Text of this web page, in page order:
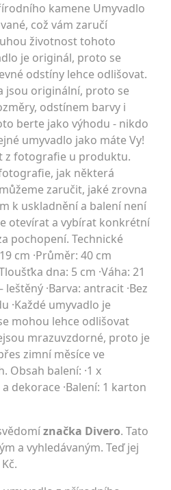
kamene Umyvadlo
což vám zaručí
životnost tohoto
je originál, proto se
odstíny lehce odlišovat.
jsou originální, proto se
odstínem barvy i
berte jako výhodu - nikdo
umyvadlo jako máte Vy!
z fotografie u produktu.
jak některá
zaručit, jaké zrovna
k uskladnění a balení není
otevírat a vybírat konkrétní
pochopení. Technické
cm ·Průměr: 40 cm
dna: 5 cm ·Váha: 21
·Barva: antracit ·Bez
·Každé umyvadlo je
mohou lehce odlišovat
mrazuvzdorné, proto je
zimní měsíce ve
Obsah balení: ·1 x
dekorace ·Balení: 1 karton
značka Divero. Tato
a vyhledávaným. Teď jej